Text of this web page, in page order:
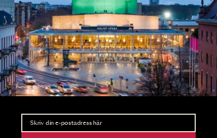
Nyhetsbrev
Ta del av förhandsinformation och biljettsläpp.